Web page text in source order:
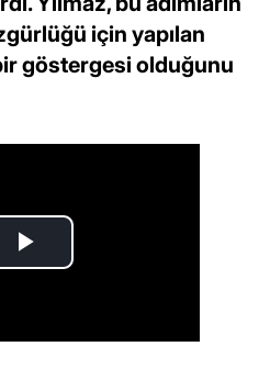
için yapılan
göstergesi olduğunu